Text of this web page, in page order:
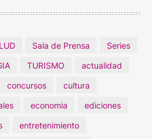
Sala de Prensa
Series
TURISMO
actualidad
concursos
cultura
economia
ediciones
entretenimiento